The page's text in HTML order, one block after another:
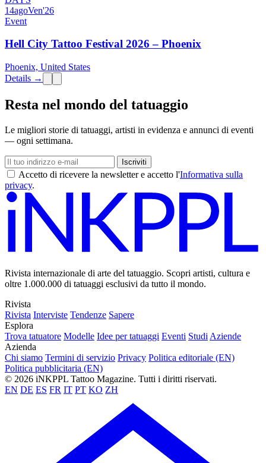
14agoVen'26
Event
Hell City Tattoo Festival 2026 – Phoenix
Phoenix, United States
Details →
Resta nel mondo del tatuaggio
Le migliori storie di tatuaggi, artisti in evidenza e annunci di eventi
— ogni settimana.
Iscriviti
Accetto di ricevere la newsletter e accetto l'Informativa sulla
privacy.
Rivista internazionale di arte del tatuaggio. Scopri artisti, cultura e
oltre 1.000.000 di tatuaggi esclusivi da tutto il mondo.
Rivista
Rivista Interviste Tendenze Sapere
Esplora
Trova tatuatore Modelle Idee per tatuaggi Eventi Studi Aziende
Azienda
Chi siamo Termini di servizio Privacy Politica editoriale (EN)
Politica pubblicitaria (EN)
© 2026 iNKPPL Tattoo Magazine. Tutti i diritti riservati.
EN DE ES FR IT PT KO ZH